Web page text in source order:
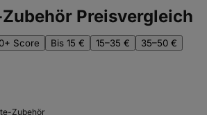
Preisvergleich
Score Bis 15 € 15–35 €
35–50 €
Zubehör